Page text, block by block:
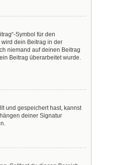
Symbol für den
dein Beitrag in der
niemand auf deinen Beitrag
Beitrag überarbeitet wurde.
und gespeichert hast, kannst
deiner Signatur